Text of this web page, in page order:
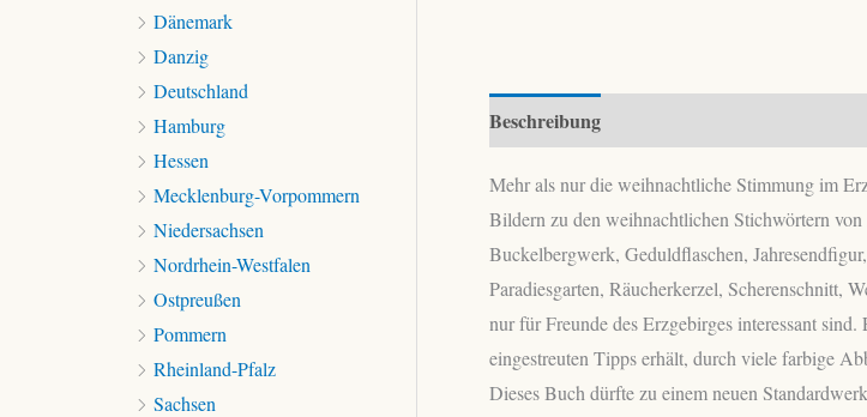
Dänemark
Danzig
Deutschland
Hamburg
Hessen
Mecklenburg-Vorpommern
Niedersachsen
Nordrhein-Westfalen
Ostpreußen
Pommern
Rheinland-Pfalz
Sachsen
Beschreibung
Mehr als nur die weihnachtliche Stimmung im
Bildern zu den weihnachtlichen Stichwörtern
Buckelbergwerk, Geduldflaschen,
Paradiesgarten, Räucherkerzel, Scherenschnitt,
nur für Freunde des Erzgebirges interessant
eingestreuten Tipps erhält, durch viele farbige
Dieses Buch dürfte zu einem neuen